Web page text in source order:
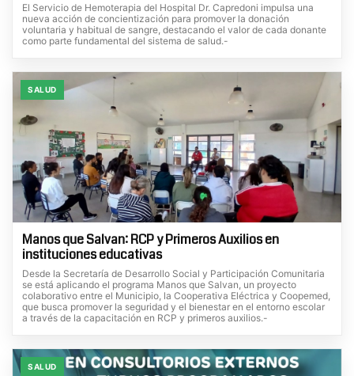
El Servicio de Hemoterapia del Hospital Dr. Capredoni impulsa una
nueva acción de concientización para promover la donación
voluntaria y habitual de sangre, destacando el valor de cada donante
como parte fundamental del sistema de salud.-
SALUD
Manos que Salvan: RCP y Primeros Auxilios en
instituciones educativas
Desde la Secretaría de Desarrollo Social y Participación Comunitaria
se está aplicando el programa Manos que Salvan, un proyecto
colaborativo entre el Municipio, la Cooperativa Eléctrica y Coopemed,
que busca promover la seguridad y el bienestar en el entorno escolar
a través de la capacitación en RCP y primeros auxilios.-
SALUD